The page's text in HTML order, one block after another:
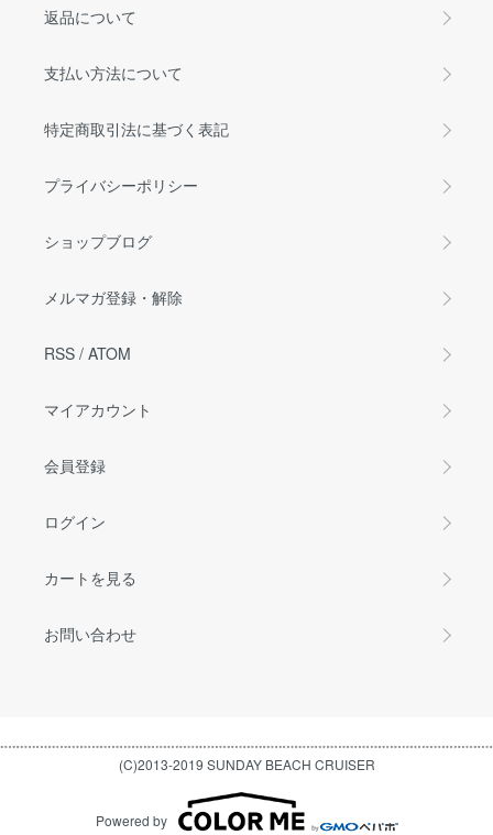
返品について
支払い方法について
特定商取引法に基づく表記
プライバシーポリシー
ショップブログ
メルマガ登録・解除
RSS / ATOM
マイアカウント
会員登録
ログイン
カートを見る
お問い合わせ
(C)2013-2019 SUNDAY BEACH CRUISER
Powered by